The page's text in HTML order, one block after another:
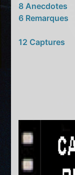
8 Anecdotes
6 Remarques
12 Captures